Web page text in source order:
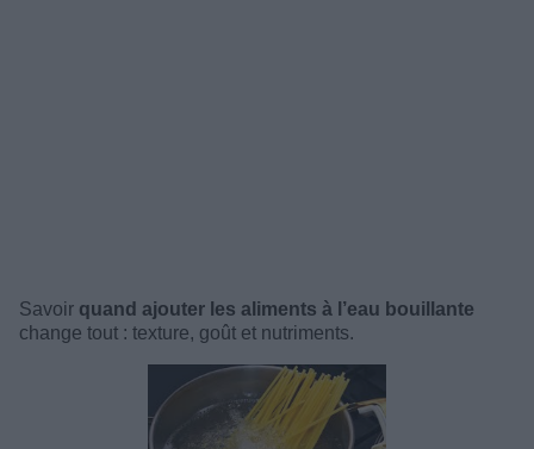
Savoir quand ajouter les aliments à l’eau bouillante
change tout : texture, goût et nutriments.